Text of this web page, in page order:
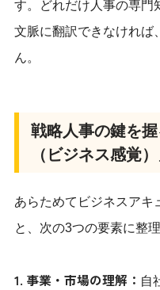
す。どれだけ人事の専門
文脈に翻訳できなければ
ん。
戦略人事の鍵を
（ビジネス感覚
あらためてビジネスアキ
と、次の3つの要素に整理
1. 事業・市場の理解： 自